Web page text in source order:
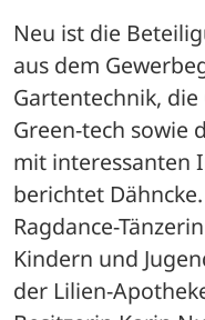
Neu ist die
aus dem
Gartentechnik, die
Green-tech sowie
mit interessanten
berichtet
Ragdance-
Kindern und
der Lilien-